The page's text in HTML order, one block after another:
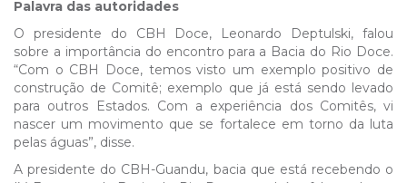
Palavra das autoridades
O presidente do CBH Doce, Leonardo Deptulski, falou
sobre a importância do encontro para a Bacia do Rio Doce.
“Com o CBH Doce, temos visto um exemplo positivo de
construção de Comitê; exemplo que já está sendo levado
para outros Estados. Com a experiência dos Comitês, vi
nascer um movimento que se fortalece em torno da luta
pelas águas”, disse.
A presidente do CBH-Guandu, bacia que está recebendo o